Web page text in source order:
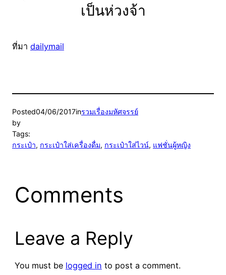
เป็นห่วงจ้า
ที่มา dailymail
Posted04/06/2017inรวมเรื่องมหัศจรรย์
by
Tags:
กระเป๋า, กระเป๋าใส่เครื่องดื่ม, กระเป๋าใส่ไวน์, แฟชั่นผู้หญิง
Comments
Leave a Reply
You must be logged in to post a comment.